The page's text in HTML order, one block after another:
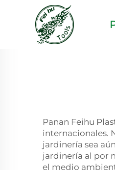
Panan Feihu
internacionales.
jardinería sea
jardinería al por
el medio